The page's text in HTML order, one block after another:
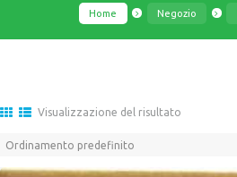
Home Negozio
Visualizzazione del risultato